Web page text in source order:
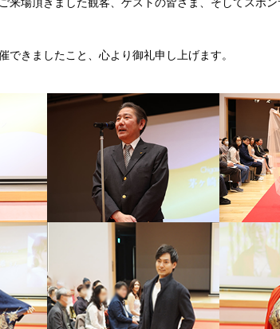
来場頂きました観客、ゲストの皆さま、そしてスポ
できましたこと、心より御礼申し上げます。